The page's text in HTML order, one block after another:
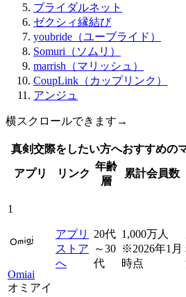
ブライダルネット
ゼクシィ縁結び
youbride（ユーブライド）
Somuri（ソムリ）
marrish（マリッシュ）
CoupLink（カップリンク）
アンジュ
横スクロールできます→
真剣交際をしたい方へおすすめの
アプリ リンク
年齢
層
累計会員数
1
Omiai
オミアイ
アプリ
ストア
へ
20代
～30
代
1,000万人
※2026年1月
時点